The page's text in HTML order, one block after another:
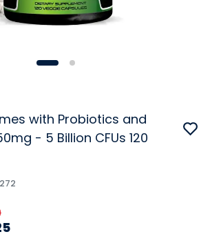
with Probiotics and
- 5 Billion CFUs 120